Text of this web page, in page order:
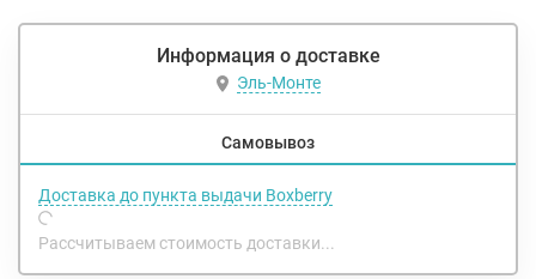
Информация о доставке
Эль-Монте
Самовывоз
Доставка до пункта выдачи Boxberry
Рассчитываем стоимость доставки...